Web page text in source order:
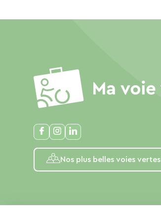
Nos plus belles voies vertes